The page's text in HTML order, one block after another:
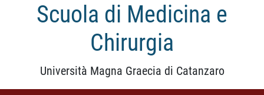
Scuola di Medicina e
Chirurgia
Università Magna Graecia di Catanzaro